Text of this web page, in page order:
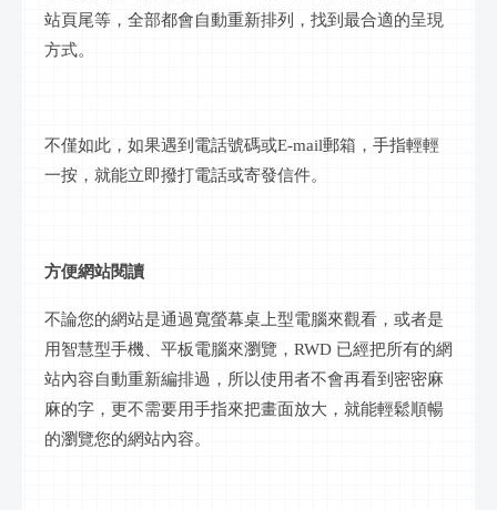
站頁尾等，全部都會自動重新排列，找到最合適的呈現
方式。
不僅如此，如果遇到電話號碼或E-mail郵箱，手指輕輕
一按，就能立即撥打電話或寄發信件。
方便網站閱讀
不論您的網站是通過寬螢幕桌上型電腦來觀看，或者是
用智慧型手機、平板電腦來瀏覽， RWD 已經把所有的網
站內容自動重新編排過，所以使用者不會再看到密密麻
麻的字，更不需要用手指來把畫面放大，就能輕鬆順暢
的瀏覽您的網站內容。